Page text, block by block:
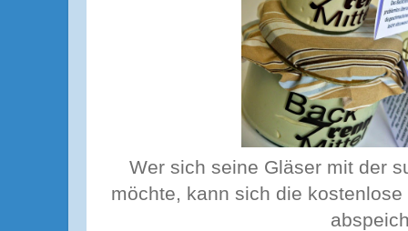
Wer sich seine Gläser mit der
möchte, kann sich die kostenlose